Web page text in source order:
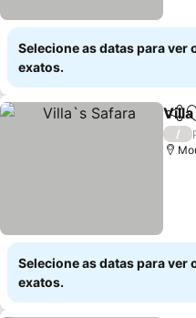
Selecione as datas para ver
exatos.
/
Selecione as datas para ver
exatos.